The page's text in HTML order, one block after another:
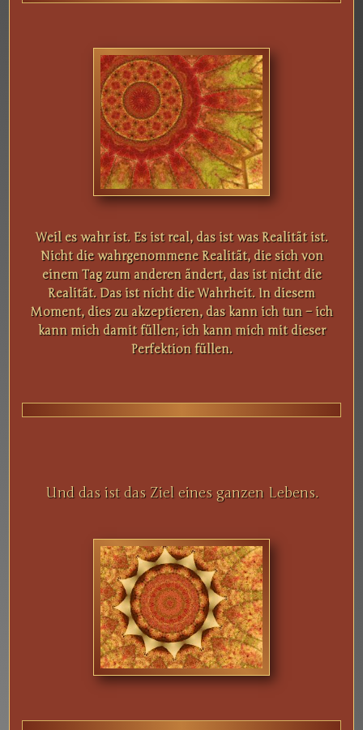
Weil es wahr ist. Es ist real, das ist was Realität ist.
Nicht die wahrgenommene Realität, die sich von
einem Tag zum anderen ändert, das ist nicht die
Realität. Das ist nicht die Wahrheit. In diesem
Moment, dies zu akzeptieren, das kann ich tun – ich
kann mich damit füllen; ich kann mich mit dieser
Perfektion füllen.
Und das ist das Ziel eines ganzen Lebens.